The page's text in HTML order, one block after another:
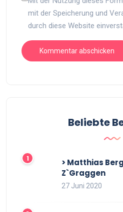
mit der Speicherung und
durch diese Website
Beliebte
> Matthias
Z`Graggen
27 Juni 2020